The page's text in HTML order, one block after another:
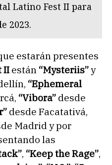
Latino Fest II para
2023.
estarán presentes
II están “Mysteriis”y
“Ephemeral
“Vibora” desde
desde Facatativá,
Madrid y por
las
, “Keep the Rage”,